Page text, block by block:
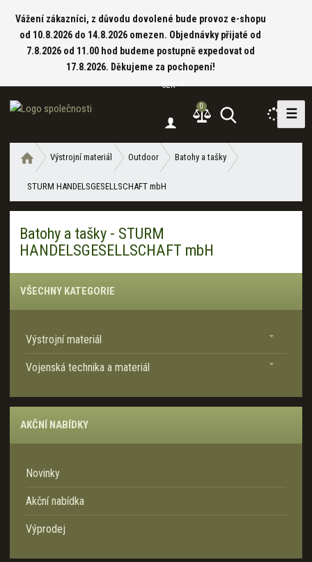
Vážení zákazníci, z důvodu dovolené bude provoz e-shopu
od 10.8.2026 do 14.8.2026 omezen. Objednávky přijaté od
7.8.2026 od 11.00 hod budeme postupně expedovat od
17.8.2026. Děkujeme za pochopení!
d
0
CZK
☰
v
o
d
í
s
a
n
Výstrojní materiál Outdoor Batohy a tašky
STURM HANDELSGESELLSCHAFT mbH
Batohy a tašky - STURM
HANDELSGESELLSCHAFT mbH
VŠECHNY KATEGORIE
Výstrojní materiál
Vojenská technika a materiál
AKČNÍ NABÍDKY
Novinky
Akční nabídka
Výprodej